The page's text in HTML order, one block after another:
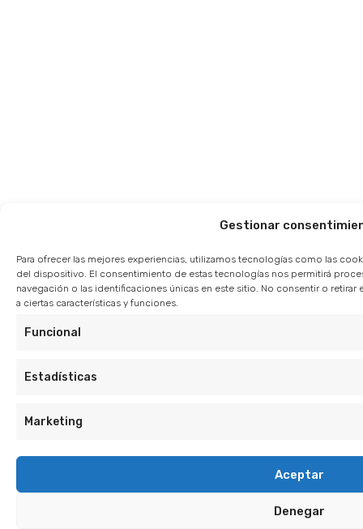
Gestionar
Para ofrecer las mejores experiencias, utilizamos tecnologías como las
del dispositivo. El consentimiento de estas tecnologías nos permitirá
navegación o las identificaciones únicas en este sitio. No consentir o
a ciertas características y funciones.
Funcional
Estadísticas
Marketing
Aceptar
Denegar